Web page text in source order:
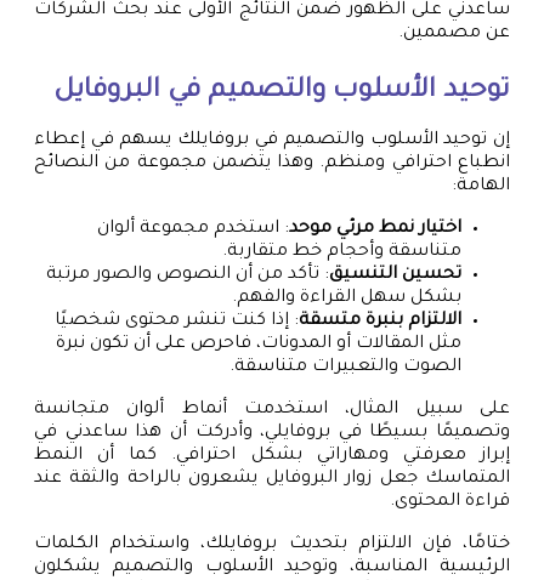
ساعدني على الظهور ضمن النتائج الأولى عند بحث الشركات
عن مصممين.
توحيد الأسلوب والتصميم في البروفايل
إن توحيد الأسلوب والتصميم في بروفايلك يسهم في إعطاء
انطباع احترافي ومنظم. وهذا يتضمن مجموعة من النصائح
الهامة:
اختيار نمط مرئي موحد: استخدم مجموعة ألوان
متناسقة وأحجام خط متقاربة.
تحسين التنسيق: تأكد من أن النصوص والصور مرتبة
بشكل سهل القراءة والفهم.
الالتزام بنبرة متسقة: إذا كنت تنشر محتوى شخصيًا
مثل المقالات أو المدونات، فاحرص على أن تكون نبرة
الصوت والتعبيرات متناسقة.
على سبيل المثال، استخدمت أنماط ألوان متجانسة
وتصميمًا بسيطًا في بروفايلي، وأدركت أن هذا ساعدني في
إبراز معرفتي ومهاراتي بشكل احترافي. كما أن النمط
المتماسك جعل زوار البروفايل يشعرون بالراحة والثقة عند
قراءة المحتوى.
ختامًا، فإن الالتزام بتحديث بروفايلك، واستخدام الكلمات
الرئيسية المناسبة، وتوحيد الأسلوب والتصميم يشكلون